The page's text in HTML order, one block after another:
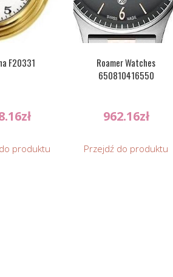
F20331
zł
produktu
Roamer Watches
650810416550
962.16zł
Przejdź do produktu